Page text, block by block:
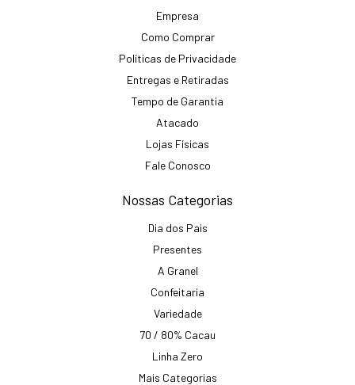
Empresa
Como Comprar
Políticas de Privacidade
Entregas e Retiradas
Tempo de Garantia
Atacado
Lojas Físicas
Fale Conosco
Nossas Categorias
Dia dos Pais
Presentes
A Granel
Confeitaria
Variedade
70 / 80% Cacau
Linha Zero
Mais Categorias